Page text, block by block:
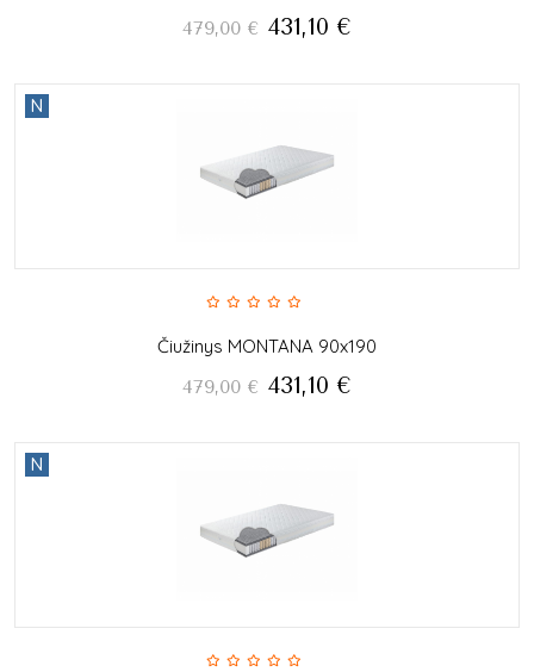
479,00 € 431,10 €
N
Čiužinys MONTANA 90x190
479,00 € 431,10 €
N